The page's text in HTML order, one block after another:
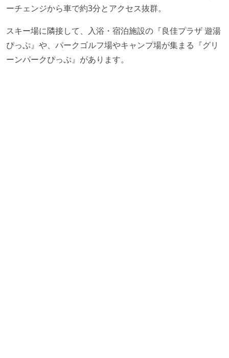
ーチェンジから車で約3分とアクセス抜群。
スキー場に隣接して、入浴・宿泊施設の『良佳プラザ 遊湯
ぴっぷ』や、パークゴルフ場やキャンプ場が集まる『グリ
ーンパークぴっぷ』があります。